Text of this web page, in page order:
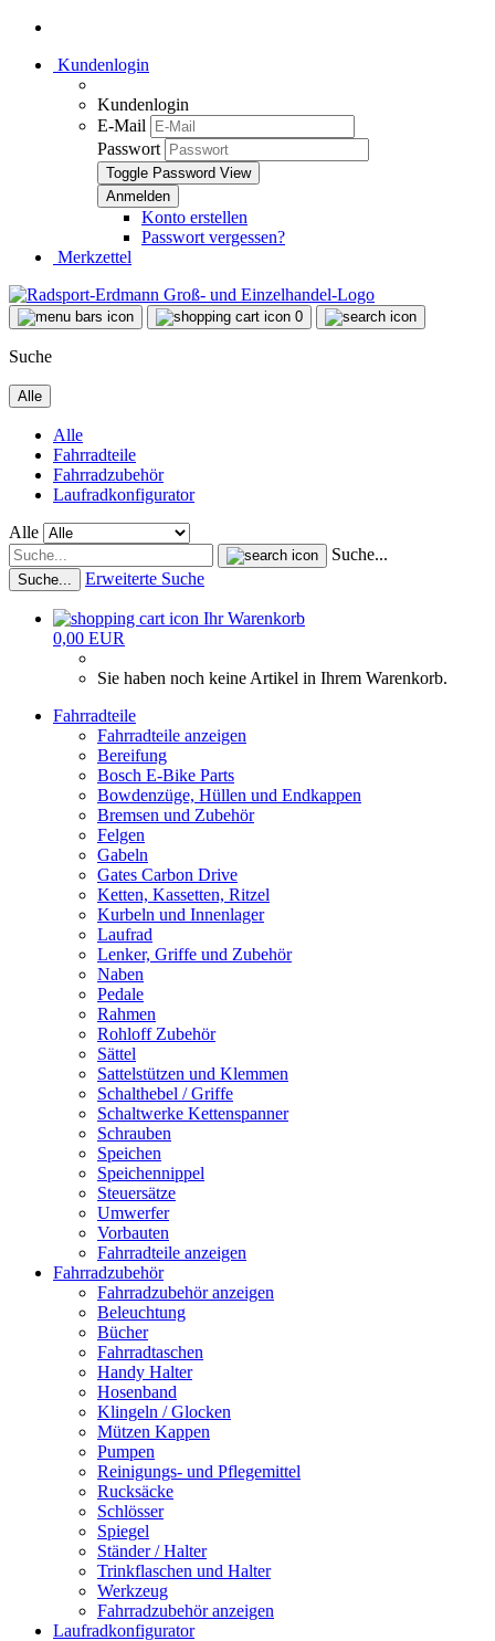
Kundenlogin
Kundenlogin
E-Mail
Passwort
Toggle Password View
Konto erstellen
Passwort vergessen?
Merkzettel
0
Suche
Alle
Alle
Fahrradteile
Fahrradzubehör
Laufradkonfigurator
Alle
Suche...
Suche... Erweiterte Suche
Ihr Warenkorb
0,00 EUR
Sie haben noch keine Artikel in Ihrem Warenkorb.
Fahrradteile
Fahrradteile anzeigen
Bereifung
Bosch E-Bike Parts
Bowdenzüge, Hüllen und Endkappen
Bremsen und Zubehör
Felgen
Gabeln
Gates Carbon Drive
Ketten, Kassetten, Ritzel
Kurbeln und Innenlager
Laufrad
Lenker, Griffe und Zubehör
Naben
Pedale
Rahmen
Rohloff Zubehör
Sättel
Sattelstützen und Klemmen
Schalthebel / Griffe
Schaltwerke Kettenspanner
Schrauben
Speichen
Speichennippel
Steuersätze
Umwerfer
Vorbauten
Fahrradteile anzeigen
Fahrradzubehör
Fahrradzubehör anzeigen
Beleuchtung
Bücher
Fahrradtaschen
Handy Halter
Hosenband
Klingeln / Glocken
Mützen Kappen
Pumpen
Reinigungs- und Pflegemittel
Rucksäcke
Schlösser
Spiegel
Ständer / Halter
Trinkflaschen und Halter
Werkzeug
Fahrradzubehör anzeigen
Laufradkonfigurator